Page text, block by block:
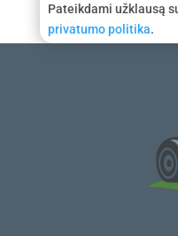
Pateikdami užklausą
privatumo politika.